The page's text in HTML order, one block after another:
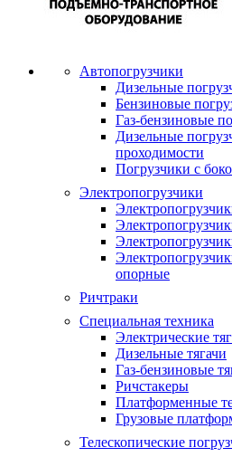
Автопогрузчики
Дизельные
Бензиновые
Газ-бензиновые
Дизельные
проходимости
Погрузчики с
Электропогрузчики
опорные
Ричтраки
Специальная техника
Электрические
Дизельные тягачи
Газ-бензиновые
Ричстакеры
Платформенные
Грузовые
Телескопические